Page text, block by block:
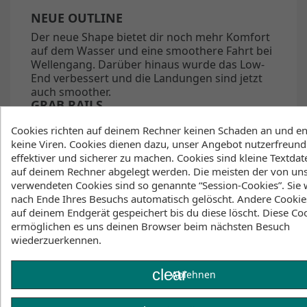
NEUE OUTLINE
Der neue Shape bietet dir noch mehr Komfort
auf dem Wasser und eine smoothere Fahrt bei
Wellengang. Darüber hinaus wurde das Low-
End verbessert und die Landungen sind jetzt
auch smoother.
GRAB RAILS
Grab Rails für einfachere Board-offs und
komfortables Handling.
SOFT FLEX
Soft-Flex-Boards sind die freundlichsten "easy to
use" Boards in unserer Range. Die Soft-Flex-
Variante ist gut für ein nachsichtiges Fahrverhalten,
macht viel Spaß und eignet sich auch für
unerfahrene Fahrer. Die Soft-Flex-Option eignet sich
Der spezielle Shape des 3D-Decks erlaubt Torsionen
Cookies richten auf deinem Rechner keinen Schaden an und
keine Viren. Cookies dienen dazu, unser Angebot
effektiver und sicherer zu machen. Cookies sind kleine
auf deinem Rechner abgelegt werden. Die meisten der von
verwendeten Cookies sind so genannte “Session-Cookies”. Sie
nach Ende Ihres Besuchs automatisch gelöscht. Andere
auf deinem Endgerät gespeichert bis du diese löscht. Diese
ermöglichen es uns deinen Browser beim nächsten Besuch
wiederzuerkennen.
clearAblehnen